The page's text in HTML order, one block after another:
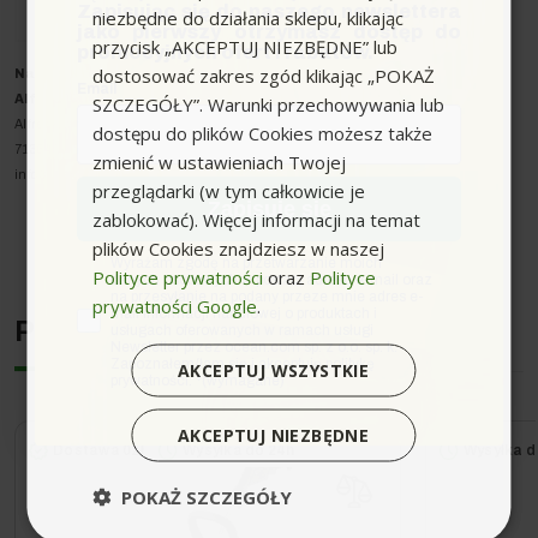
Nazwa producenta oraz osoba odpowiedzialna w UE:
Alfred Kärcher SE & Co. KG
Alfred-Kärcher-Strasse 28-40
71364 Winnenden
info@karcher.com
Podobne urządzenia
Dostawa 0zł Wysyłka do 24h Wysyłka
niezbędne do działania sklepu, klikając
przycisk „AKCEPTUJ NIEZBĘDNE” lub
dostosować zakres zgód klikając „POKAŻ
SZCZEGÓŁY”. Warunki przechowywania lub
dostępu do plików Cookies możesz także
zmienić w ustawieniach Twojej
przeglądarki (w tym całkowicie je
zablokować). Więcej informacji na temat
plików Cookies znajdziesz w naszej
Polityce prywatności oraz Polityce
prywatności Google.
AKCEPTUJ WSZYSTKIE
AKCEPTUJ NIEZBĘDNE
POKAŻ SZCZEGÓŁY
Zapisując się do naszego newslettera
jako pierwszy otrzymasz dostęp do
promocyjnych ofert i rabatów.
Zapisuję się
zgodaWyrażam zgodę na przetwarzanie moich
danych osobowych w postaci adresu e-mail oraz
na przesyłanie na podany przeze mnie adres e-
mail informacji handlowej o produktach i
Newsletter przez ocean.com sp. z o.o. sp. k.
Zapoznałem/łam się i akceptuję politykę
prywatności. *(wymagane)